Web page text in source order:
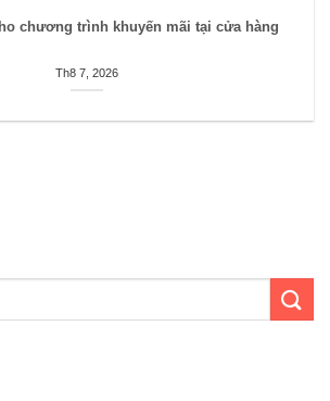
chương trình khuyến mãi tại cửa hàng
Th8 7, 2026